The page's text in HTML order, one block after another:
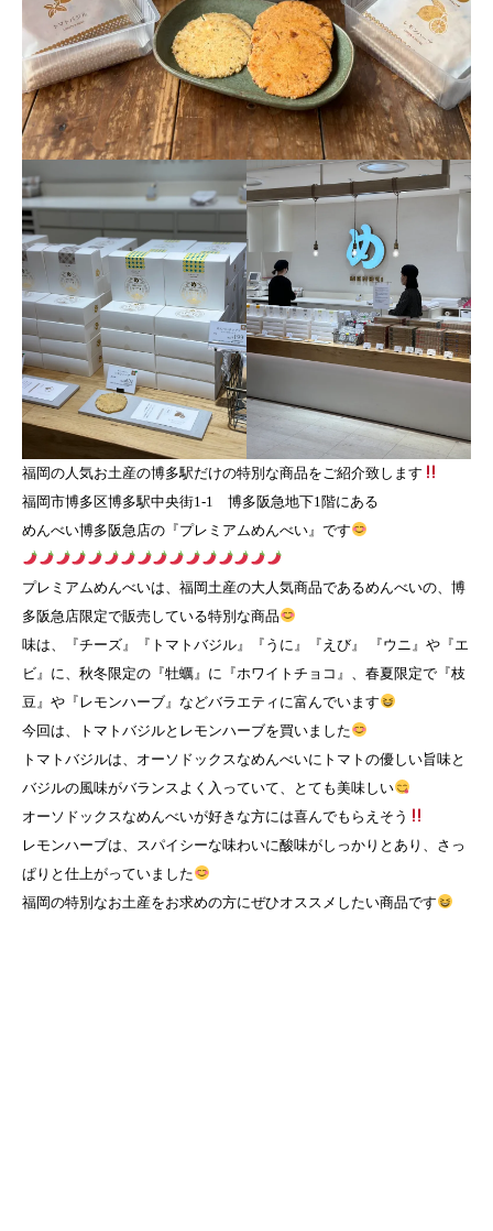
福岡の人気お土産の博多駅だけの特別な商品をご紹介致します
福岡市博多区博多駅中央街1-1 博多阪急地下1階にある
めんべい博多阪急店の『プレミアムめんべい』です
プレミアムめんべいは、福岡土産の大人気商品であるめんべいの、博
多阪急店限定で販売している特別な商品
味は、『チーズ』『トマトバジル』『うに』『えび』 『ウニ』や『エ
ビ』に、秋冬限定の『牡蠣』に『ホワイトチョコ』、春夏限定で『枝
豆』や『レモンハーブ』などバラエティに富んでいます
今回は、トマトバジルとレモンハーブを買いました
トマトバジルは、オーソドックスなめんべいにトマトの優しい旨味と
バジルの風味がバランスよく入っていて、とても美味しい
オーソドックスなめんべいが好きな方には喜んでもらえそう
レモンハーブは、スパイシーな味わいに酸味がしっかりとあり、さっ
ぱりと仕上がっていました
福岡の特別なお土産をお求めの方にぜひオススメしたい商品です